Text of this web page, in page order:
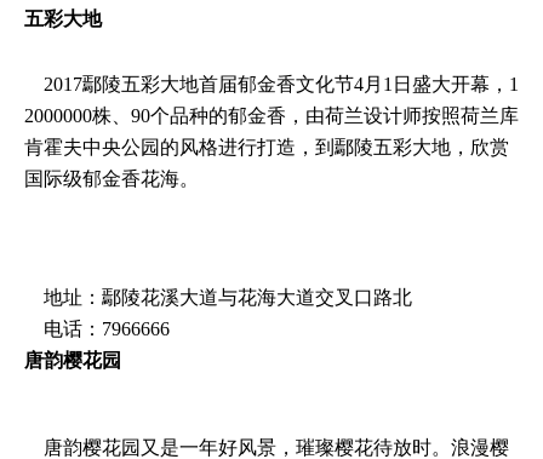
五彩大地
2017鄢陵五彩大地首届郁金香文化节4月1日盛大开幕，1
2000000株、90个品种的郁金香，由荷兰设计师按照荷兰库
肯霍夫中央公园的风格进行打造，到鄢陵五彩大地，欣赏
国际级郁金香花海。
地址：鄢陵花溪大道与花海大道交叉口路北
电话：7966666
唐韵樱花园
唐韵樱花园又是一年好风景，璀璨樱花待放时。浪漫樱